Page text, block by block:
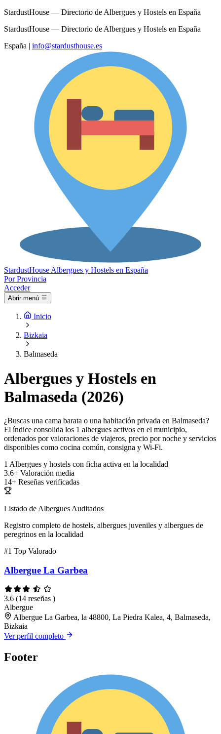
StardustHouse — Directorio de Albergues y Hostels en España
StardustHouse — Directorio de Albergues y Hostels en España
España | info@stardusthouse.es
StardustHouse Albergues y Hostels en España
Por Provincia
Acceder
Abrir menú
Inicio
Bizkaia
Balmaseda
Albergues y Hostels en
Balmaseda (2026)
¿Buscas una cama barata o una habitación privada en Balmaseda?
El índice consolida los 1 albergues activos en el municipio,
ordenados por valoraciones de viajeros, precio por noche y servicios
disponibles como cocina común, consigna y Wi-Fi.
1 Albergues y hostels con ficha activa en la localidad
3.6+ Valoración media
14+ Reseñas verificadas
Listado de Albergues Auditados
Registro completo de hostels, albergues juveniles y albergues de
peregrinos en la localidad
#1 Top Valorado
Albergue La Garbea
3.6 (14 reseñas )
Albergue
Albergue La Garbea, la 48800, La Piedra Kalea, 4, Balmaseda,
Bizkaia
Ver perfil completo
Footer